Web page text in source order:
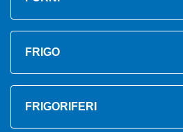
FRIGO
FRIGORIFERI